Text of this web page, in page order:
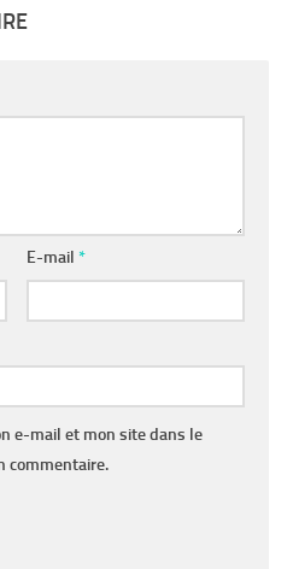
E-mail *
e-mail et mon site dans le
commentaire.